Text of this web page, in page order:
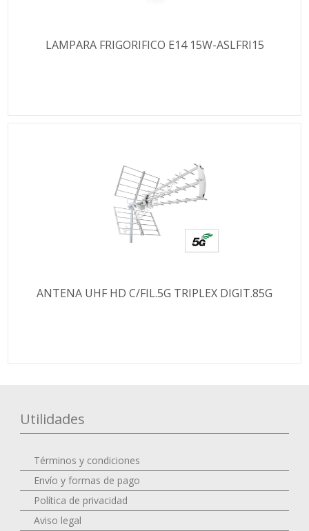
LAMPARA FRIGORIFICO E14 15W-ASLFRI15
ANTENA UHF HD C/FIL.5G TRIPLEX DIGIT.85G
Utilidades
Términos y condiciones
Envío y formas de pago
Política de privacidad
Aviso legal